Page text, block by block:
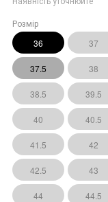
Розмір
36
37
37.5 38
38.5 39.5
40 40.5
41.5 42
42.5 43
44 44.5